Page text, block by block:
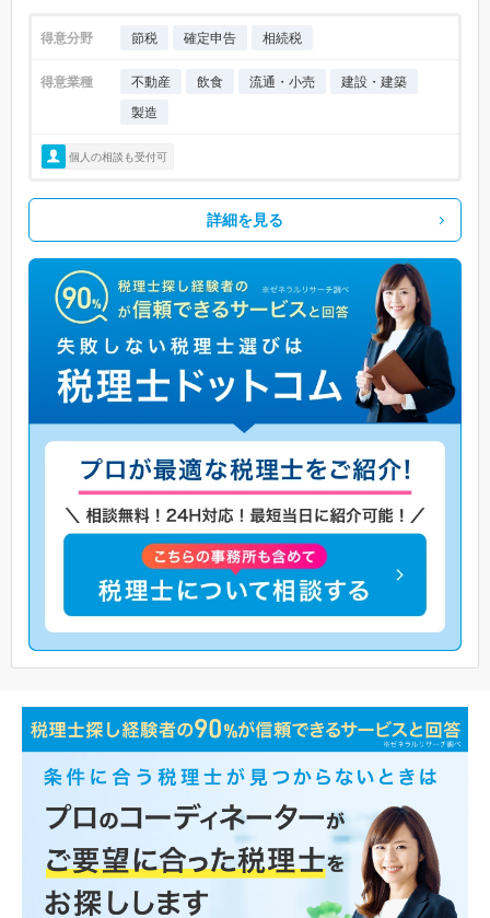
得意分野 節税 確定申告 相続税
得意業種 不動産 飲食 流通・小売
建設・建築
製造
個人の相談も受付可
詳細を見る